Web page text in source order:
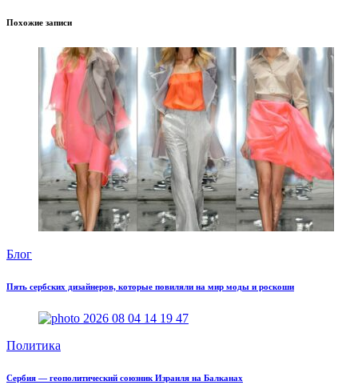
Похожие записи
Блог
Пять сербских дизайнеров, которые повиляли на мир моды и роскоши
Политика
Сербия — геополитический союзник Израиля на Балканах